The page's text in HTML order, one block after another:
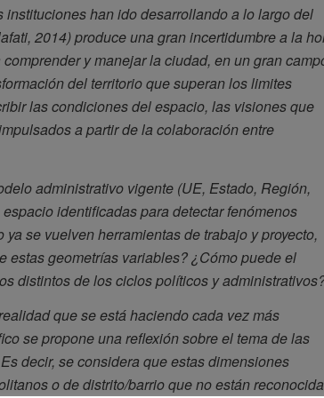
han ido desarrollando a lo largo del
2014) produce una gran incertidumbre a la
y manejar la ciudad, en un gran
del territorio que superan los limites
las condiciones del espacio, las visiones que
a partir de la colaboración entre
administrativo vigente (UE, Estado, Región,
identificadas para detectar fenómenos
se vuelven herramientas de trabajo y proyecto,
estas geometrías variables? ¿Cómo puede el
distintos de los ciclos políticos y
que se está haciendo cada vez más
se propone una reflexión sobre el tema de las
decir, se considera que estas dimensiones
o de distrito/barrio que no están